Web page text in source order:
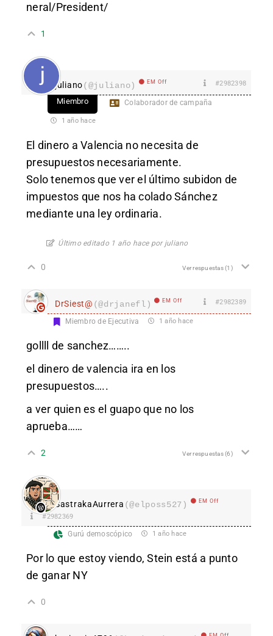
neral/President/
1
juliano(@juliano) EM Off #2982398
Miembro Colaborador de campaña
1 año hace
El dinero a Valencia no necesita de
presupuestos necesariamente.
Solo tenemos que ver el último subidon de
impuestos que nos ha colado Sánchez
mediante una ley ordinaria.
Último editado 1 año hace por juliano
0 Ver respuestas(1)
DrSiest@ (@drjanefl) EM Off #2982389
Miembro de Ejecutiva 1 año hace
gollll de sanchez……..
el dinero de valencia ira en los
presupuestos…..
a ver quien es el guapo que no los
aprueba……
2 Ver respuestas(6)
SastrakaAurrera (@elposs527) EM Off
#2982369
Gurú demoscópico 1 año hace
Por lo que estoy viendo, Stein está a punto
de ganar NY
0